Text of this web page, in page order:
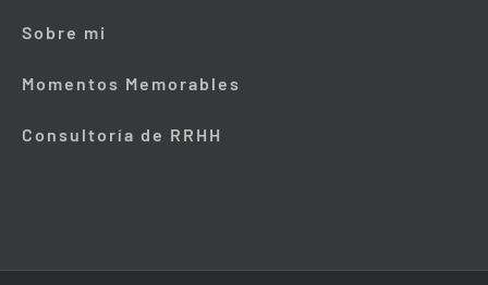
Sobre mi
Momentos Memorables
Consultoría de RRHH